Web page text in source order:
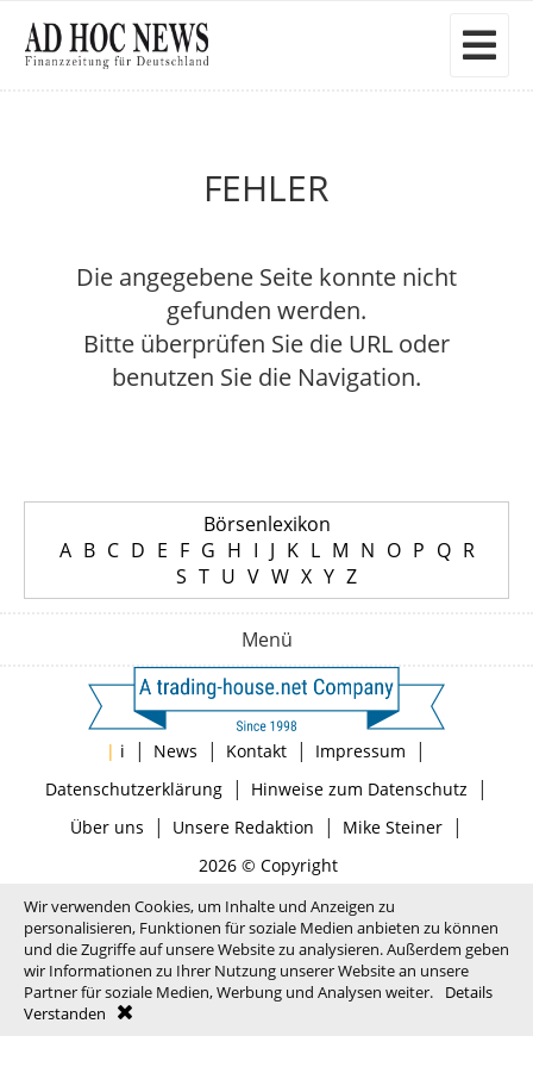
FEHLER
Die angegebene Seite konnte nicht
gefunden werden.
Bitte überprüfen Sie die URL oder
benutzen Sie die Navigation.
Börsenlexikon
A B C D E F G H I J K L M N O P Q R
S T U V W X Y Z
Menü
| i | News | Kontakt | Impressum |
Datenschutzerklärung| Hinweise zum Datenschutz |
Über uns | Unsere Redaktion | Mike Steiner|
2026 © Copyright
Wir verwenden Cookies, um Inhalte und Anzeigen zu
personalisieren, Funktionen für soziale Medien anbieten zu können
und die Zugriffe auf unsere Website zu analysieren. Außerdem geben
wir Informationen zu Ihrer Nutzung unserer Website an unsere
Partner für soziale Medien, Werbung und Analysen weiter.
Details
Verstanden